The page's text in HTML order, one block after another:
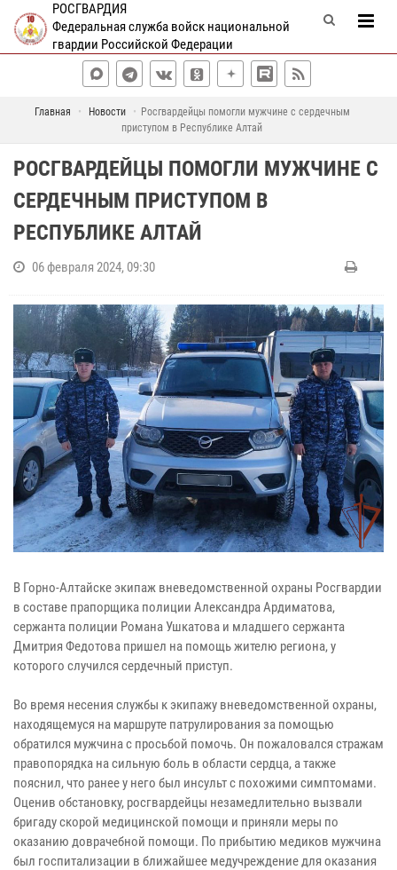
РОСГВАРДИЯ
Федеральная служба войск национальной
гвардии Российской Федерации
Главная Новости
Росгвардейцы помогли мужчине с сердечным
приступом в Республике Алтай
РОСГВАРДЕЙЦЫ ПОМОГЛИ МУЖЧИНЕ С
СЕРДЕЧНЫМ ПРИСТУПОМ В
РЕСПУБЛИКЕ АЛТАЙ
06 февраля 2024, 09:30
В Горно-Алтайске экипаж вневедомственной охраны Росгвардии
в составе прапорщика полиции Александра Ардиматова,
сержанта полиции Романа Ушкатова и младшего сержанта
Дмитрия Федотова пришел на помощь жителю региона, у
которого случился сердечный приступ.
Во время несения службы к экипажу вневедомственной охраны,
находящемуся на маршруте патрулирования за помощью
обратился мужчина с просьбой помочь. Он пожаловался стражам
правопорядка на сильную боль в области сердца, а также
пояснил, что ранее у него был инсульт с похожими симптомами.
Оценив обстановку, росгвардейцы незамедлительно вызвали
бригаду скорой медицинской помощи и приняли меры по
оказанию доврачебной помощи. По прибытию медиков мужчина
был госпитализации в ближайшее медучреждение для оказания